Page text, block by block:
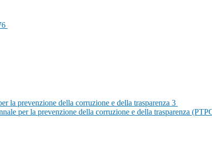
la prevenzione della corruzione e della trasparenza 3
per la prevenzione della corruzione e della trasparenza